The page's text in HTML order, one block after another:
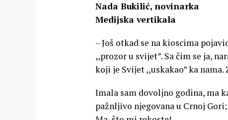
Nada Bukilić, novinarka
Medijska vertikala
– Još otkad se na kioscima
,,prozor u svijet”. Sa čim se ja,
koji je Svijet ,,uskakao” ka nama.
Imala sam dovoljno godina, ma
pažnljivo njegovana u Crnoj